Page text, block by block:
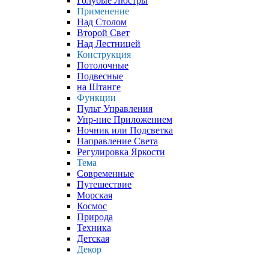
Применение
Над Столом
Второй Свет
Над Лестницей
Конструкция
Потолочные
Подвесные
на Штанге
Функции
Пульт Управления
Упр-ние Приложением
Ночник или Подсветка
Направление Света
Регулировка Яркости
Тема
Современные
Путешествие
Морская
Космос
Природа
Техника
Детская
Декор